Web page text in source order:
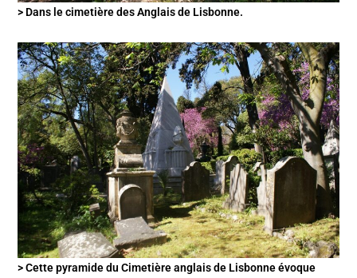
> Dans le cimetière des Anglais de Lisbonne.
> Cette pyramide du Cimetière anglais de Lisbonne évoque